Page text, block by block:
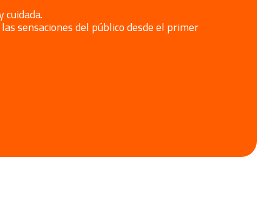
cuidada.
sensaciones del público desde el primer